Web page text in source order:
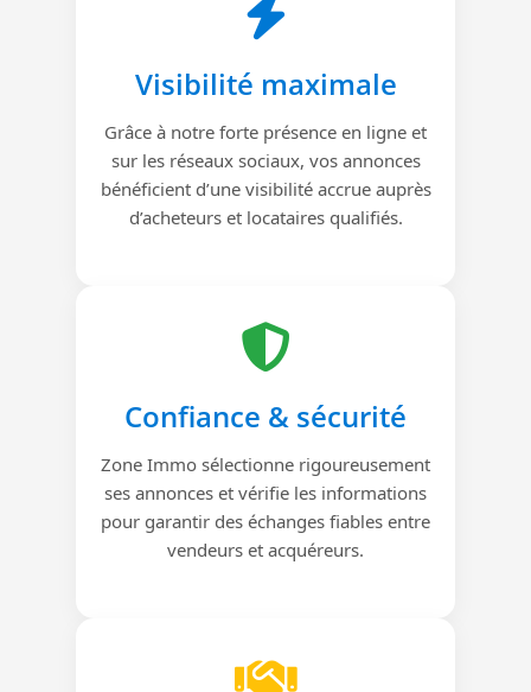
Visibilité maximale
Grâce à notre forte présence en ligne et
sur les réseaux sociaux, vos annonces
bénéficient d’une visibilité accrue auprès
d’acheteurs et locataires qualifiés.
Confiance & sécurité
Zone Immo sélectionne rigoureusement
ses annonces et vérifie les informations
pour garantir des échanges fiables entre
vendeurs et acquéreurs.